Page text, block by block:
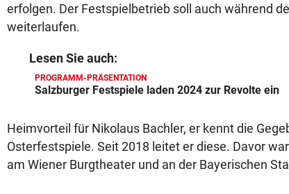
erfolgen. Der Festspielbetrieb soll auch während
weiterlaufen.
Lesen Sie auch:
PROGRAMM-PRÄSENTATION
Salzburger Festspiele laden 2024 zur Revolte ein
Heimvorteil für Nikolaus Bachler, er kennt die
Osterfestspiele. Seit 2018 leitet er diese. Davor
am Wiener Burgtheater und an der Bayerischen